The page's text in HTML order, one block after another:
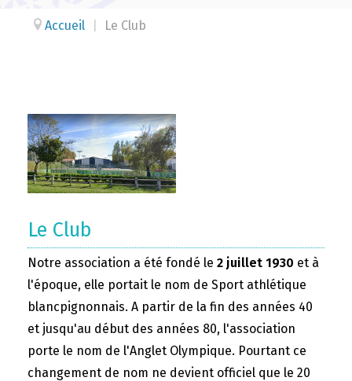
Accueil Le Club
Le Club
Notre association a été fondé le 2 juillet 1930 et à
l'époque, elle portait le nom de Sport athlétique
blancpignonnais. A partir de la fin des années 40
et jusqu'au début des années 80, l'association
porte le nom de l'Anglet Olympique. Pourtant ce
changement de nom ne devient officiel que le 20